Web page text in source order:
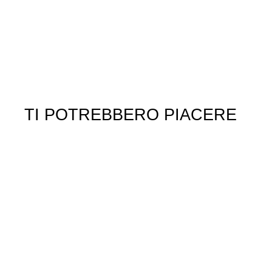
TI POTREBBERO PIACERE